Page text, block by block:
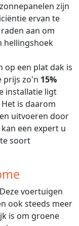
zijn
ervan te
aan om
hellingshoek
op een plat dak is
prijs zo'n 15%
installatie ligt
is daarom
uitvoeren door
een expert u
soort
voertuigen
ook steeds meer
is om groene